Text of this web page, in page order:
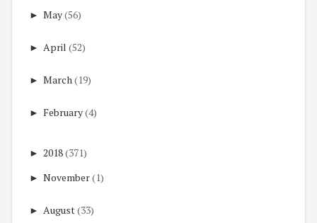
► May(56)
► April (52)
► March(19)
► February(4)
► 2018(371)
► November(1)
► August(33)